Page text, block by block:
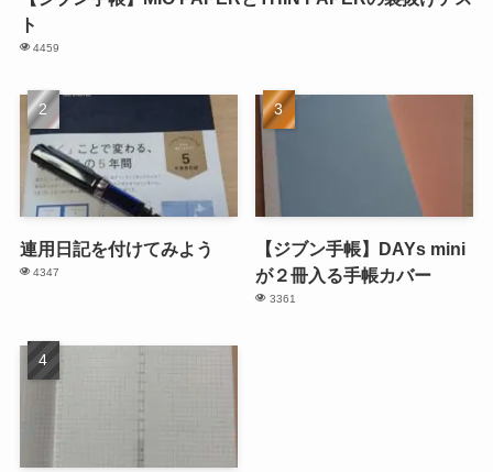
ト
4459
連用日記を付けてみよう
4347
【ジブン手帳】DAYs mini
が２冊入る手帳カバー
3361